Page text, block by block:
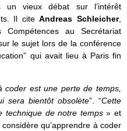
vieux débat sur l’intérêt
Il citeAndreas Schleicher,
au Secrétariat
le sujet lors de la conférence
qui avait lieu à Paris fin
coder est une perte de temps,
sera bientôt obsolète”. “Cette
technique de notre temps» et
qu’apprendre à coder